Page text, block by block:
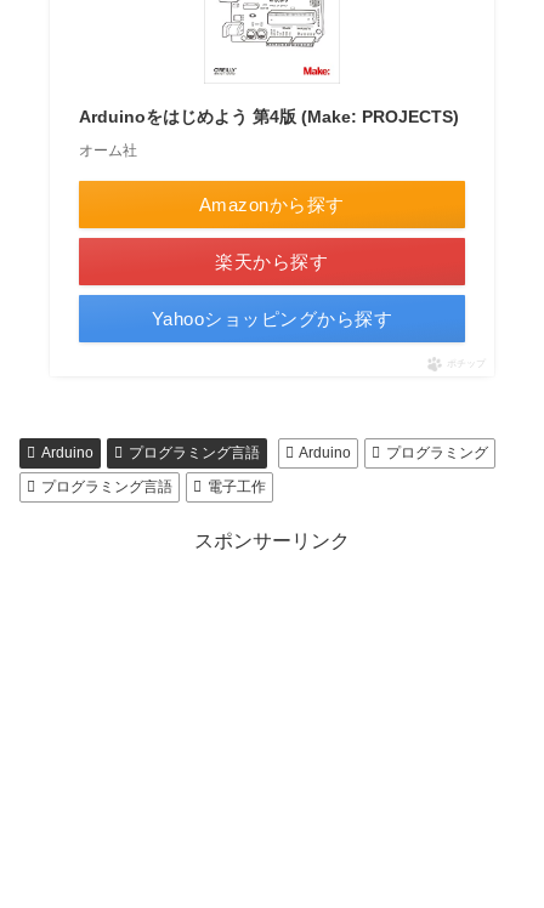
Arduinoをはじめよう 第4版 (Make: PROJECTS)
オーム社
Amazonから探す
楽天から探す
Yahooショッピングから探す
ポチップ
Arduino プログラミング言語 Arduino
プログラミング
プログラミング言語
電子工作
スポンサーリンク